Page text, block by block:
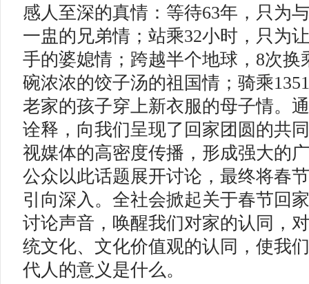
感人至深的真情：等待63年，只为
一盅的兄弟情；站乘32小时，只为
手的婆媳情；跨越半个地球，8次换
碗浓浓的饺子汤的祖国情；骑乘
老家的孩子穿上新衣服的母子情。
诠释，向我们呈现了回家团圆的共
视媒体的高密度传播，形成强大的
公众以此话题展开讨论，最终将春
引向深入。全社会掀起关于春节回
讨论声音，唤醒我们对家的认同，
统文化、文化价值观的认同，使我
代人的意义是什么。